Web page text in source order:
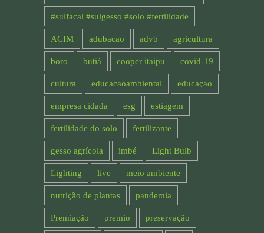
#sulfacal #sulgesso #solo #fertilidade
ACIM adubacao advb agricultura
boro butiá cooper itaipu covid-19
cultura educacaoambiental educaçao
empresa cidada esg estiagem
fertilidade do solo fertilizante
gesso agrícola imbé Light Bulb
Lighting live meio ambiente
nutrição de plantas pandemia
Premiação premio preservação